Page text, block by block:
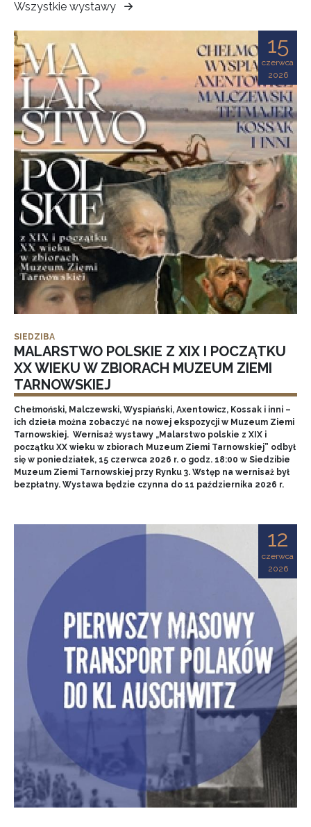
Wszystkie wystawy
Muzeum
Ziemi
Tarnowskiej
15
czerwca
2026
SIEDZIBA
MALARSTWO POLSKIE Z XIX I POCZĄTKU
XX WIEKU W ZBIORACH MUZEUM ZIEMI
TARNOWSKIEJ
Chełmoński, Malczewski, Wyspiański, Axentowicz, Kossak i inni –
ich dzieła można zobaczyć na nowej ekspozycji w Muzeum Ziemi
Tarnowskiej. Wernisaż wystawy „Malarstwo polskie z XIX i
początku XX wieku w zbiorach Muzeum Ziemi Tarnowskiej” odbył
się w poniedziałek, 15 czerwca 2026 r. o godz. 18:00 w Siedzibie
Muzeum Ziemi Tarnowskiej przy Rynku 3. Wstęp na wernisaż był
bezpłatny. Wystawa będzie czynna do 11 października 2026 r.
12
czerwca
2026